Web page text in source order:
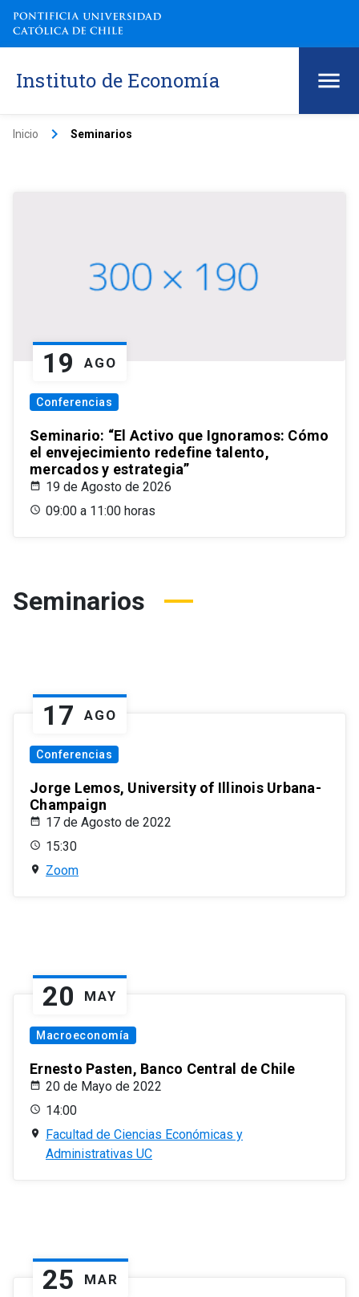
Instituto de Economía
Inicio keyboard_arrow_right Seminarios
19 AGO
Conferencias
Seminario: “El Activo que Ignoramos: Cómo
el envejecimiento redefine talento,
mercados y estrategia”
19 de Agosto de 2026
09:00 a 11:00 horas
Seminarios
17 AGO
Conferencias
Jorge Lemos, University of Illinois Urbana-
Champaign
17 de Agosto de 2022
15:30
Zoom
20 MAY
Macroeconomía
Ernesto Pasten, Banco Central de Chile
20 de Mayo de 2022
14:00
Facultad de Ciencias Económicas y
Administrativas UC
25 MAR